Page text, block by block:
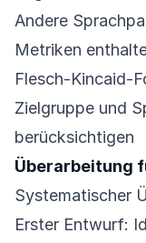
Andere
Metriken
Flesch-Kincaid-
Zielgruppe und
berücksichtigen
Überarbeitung
Systematischer
Erster Entwurf: